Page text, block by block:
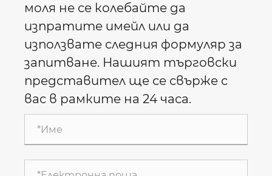
моля не се колебайте да
изпратите имейл или да
използвате следния формуляр за
запитване. Нашият търговски
представител ще се свърже с
вас в рамките на 24 часа.